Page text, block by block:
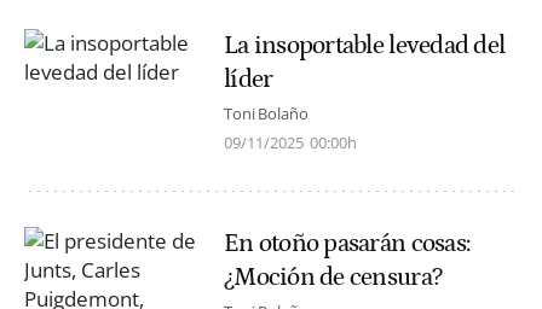
La insoportable levedad del
líder
Toni Bolaño
09/11/2025 00:00h
En otoño pasarán cosas:
¿Moción de censura?